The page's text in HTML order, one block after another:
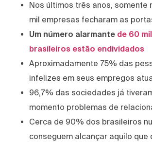
Nos últimos três anos, somente
mil empresas fecharam as
Um número alarmante de 60
brasileiros estão endividados
Aproximadamente 75% das
infelizes em seus empregos
96,7% das sociedades já
momento problemas de
Cerca de 90% dos brasileiros
conseguem alcançar aquilo que